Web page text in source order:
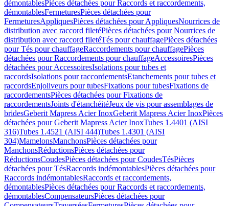
démontablesPièces détachées pour Raccords et raccordements,
démontablesFermeturesPièces détachées pour
FermeturesAppliquesPièces détachées pour AppliquesNourrices de
distribution avec raccord filetéPièces détachées pour Nourrices de
distribution avec raccord filetéTés pour chauffagePièces détachées
pour Tés pour chauffageRaccordements pour chauffagePièces
détachées pour Raccordements pour chauffageAccessoiresPièces
détachées pour AccessoiresIsolations pour tubes et
raccordsIsolations pour raccordementsEtanchements pour tubes et
raccordsEnjoliveurs pour tubesFixations pour tubesFixations de
raccordementsPièces détachées pour Fixations de
raccordementsJoints d'étanchéitéJeux de vis pour assemblages de
bridesGeberit Mapress Acier InoxGeberit Mapress Acier InoxPièces
détachées pour Geberit Mapress Acier InoxTubes 1.4401 (AISI
316)Tubes 1.4521 (AISI 444)Tubes 1.4301 (AISI
304)MamelonsManchonsPièces détachées pour
ManchonsRéductionsPièces détachées pour
RéductionsCoudesPièces détachées pour CoudesTésPièces
détachées pour TésRaccords indémontablesPièces détachées pour
Raccords indémontablesRaccords et raccordements,
démontablesPièces détachées pour Raccords et raccordements,
démontablesCompensateursPièces détachées pour